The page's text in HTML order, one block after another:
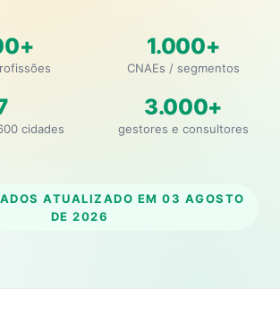
1.000+
CNAEs / segmentos
cidades
3.000+
gestores e consultores
ATUALIZADO EM 03 AGOSTO
DE 2026